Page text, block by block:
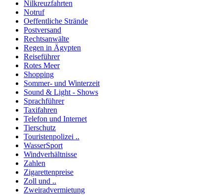
Nilkreuzfahrten
Notruf
Oeffentliche Strände
Postversand
Rechtsanwälte
Regen in Ägypten
Reiseführer
Rotes Meer
Shopping
Sommer- und Winterzeit
Sound & Light - Shows
Sprachführer
Taxifahren
Telefon und Internet
Tierschutz
Touristenpolizei ..
WasserSport
Windverhältnisse
Zahlen
Zigarettenpreise
Zoll und ..
Zweiradvermietung